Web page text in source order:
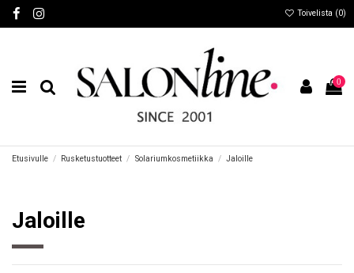
Toivelista (0)
0
Etusivulle Rusketustuotteet Solariumkosmetiikka Jaloille
Jaloille